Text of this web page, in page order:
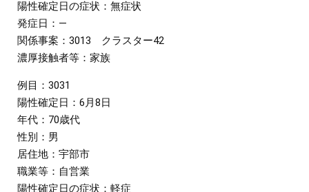
陽性確定日の症状：無症状
発症日：―
関係事案：3013 クラスター42
濃厚接触者等：家族
例目：3031
陽性確定日：6月8日
年代：70歳代
性別：男
居住地：宇部市
職業等：自営業
陽性確定日の症状：軽症